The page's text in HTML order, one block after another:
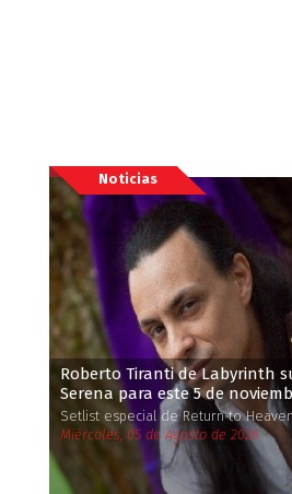
Noticias
Roberto Tiranti de Labyrinth
Serena para este 5 de
Setlist especial de Return to
Miércoles, 05 de Agosto de 2026